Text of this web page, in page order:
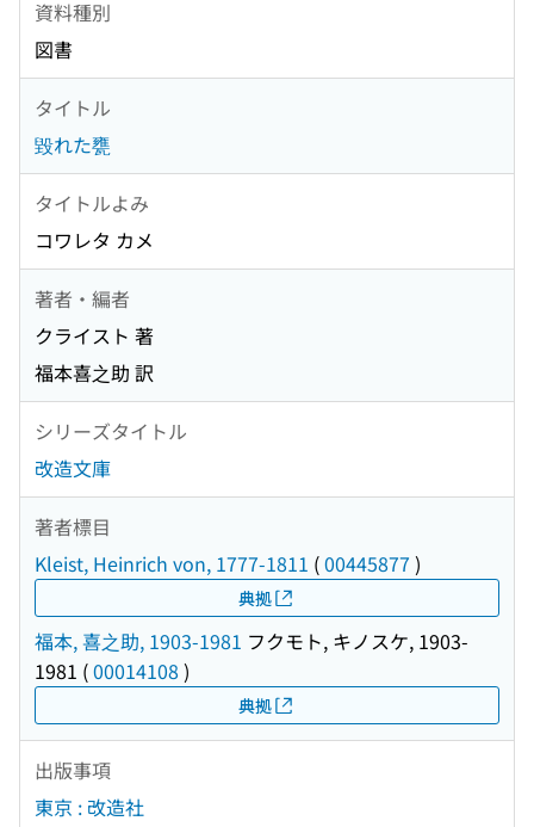
資料種別
図書
タイトル
毀れた甕
タイトルよみ
コワレタ カメ
著者・編者
クライスト 著
福本喜之助 訳
シリーズタイトル
改造文庫
著者標目
Kleist, Heinrich von, 1777-1811 (00445877 )
典拠
福本, 喜之助, 1903-1981 フクモト, キノスケ, 1903-
1981 (00014108 )
典拠
出版事項
東京 : 改造社